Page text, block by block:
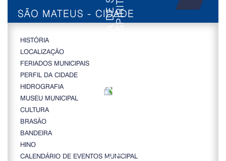
SÃO MATEUS - CIDADE
HISTÓRIA
LOCALIZAÇÃO
FERIADOS MUNICIPAIS
PERFIL DA CIDADE
HIDROGRAFIA
MUSEU MUNICIPAL
CULTURA
BRASÃO
BANDEIRA
HINO
CALENDÁRIO DE EVENTOS MUNICIPAL